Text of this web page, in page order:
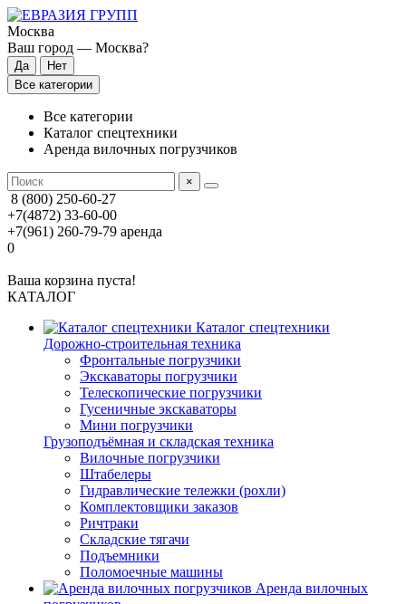
Москва
Ваш город — Москва?
Все категории
Все категории
Каталог спецтехники
Аренда вилочных погрузчиков
×
8 (800) 250-60-27
+7(4872) 33-60-00
+7(961) 260-79-79 аренда
0
Ваша корзина пуста!
КАТАЛОГ
Каталог спецтехники
Дорожно-строительная техника
Фронтальные погрузчики
Экскаваторы погрузчики
Телескопические погрузчики
Гусеничные экскаваторы
Мини погрузчики
Грузоподъёмная и складская техника
Вилочные погрузчики
Штабелеры
Гидравлические тележки (рохли)
Комплектовщики заказов
Ричтраки
Складские тягачи
Подъемники
Поломоечные машины
Аренда вилочных